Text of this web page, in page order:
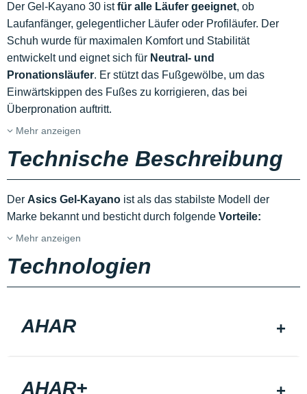
Der Gel-Kayano 30 istfür alle Läufer geeignet, ob
Laufanfänger, gelegentlicher Läufer oder Profiläufer. Der
Schuh wurde für maximalen Komfort und Stabilität
entwickelt und eignet sich für Neutral- und
Pronationsläufer. Er stützt das Fußgewölbe, um das
Einwärtskippen des Fußes zu korrigieren, das bei
Überpronation auftritt.
Mehr anzeigen
Technische Beschreibung
Der Asics Gel-Kayano ist als das stabilste Modell der
Marke bekannt und besticht durch folgende Vorteile:
Mehr anzeigen
Technologien
AHAR
AHAR+